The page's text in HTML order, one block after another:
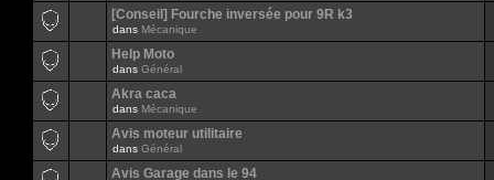
[Conseil] Fourche inversée pour 9R k3
dans Mécanique
Help Moto
dans Général
Akra caca
dans Mécanique
Avis moteur utilitaire
dans Général
Avis Garage dans le 94